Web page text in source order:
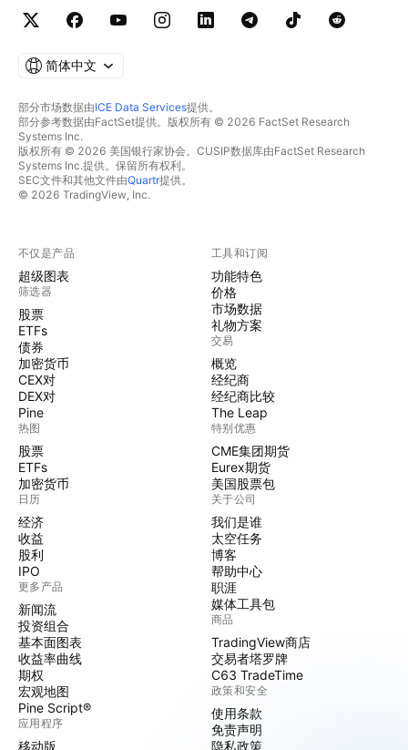
简体中文
部分市场数据由ICE Data Services提供。
部分参考数据由FactSet提供。版权所有 © 2026 FactSet Research
Systems Inc.
版权所有 © 2026 美国银行家协会。CUSIP数据库由FactSet Research
Systems Inc.提供。保留所有权利。
SEC文件和其他文件由Quartr提供。
© 2026 TradingView, Inc.
不仅是产品
超级图表
筛选器
股票
ETFs
债券
加密货币
CEX对
DEX对
Pine
热图
股票
ETFs
加密货币
日历
经济
收益
股利
IPO
更多产品
新闻流
投资组合
基本面图表
收益率曲线
期权
宏观地图
Pine Script®
应用程序
移动版
工具和订阅
功能特色
价格
市场数据
礼物方案
交易
概览
经纪商
经纪商比较
The Leap
特别优惠
CME集团期货
Eurex期货
美国股票包
关于公司
我们是谁
太空任务
博客
帮助中心
职涯
媒体工具包
商品
TradingView商店
交易者塔罗牌
C63 TradeTime
政策和安全
使用条款
免责声明
隐私政策